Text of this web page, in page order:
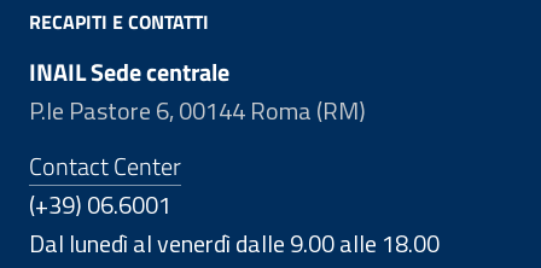
RECAPITI E CONTATTI
INAIL Sede centrale
P.le Pastore 6, 00144 Roma (RM)
Contact Center
(+39) 06.6001
Dal lunedì al venerdì dalle 9.00 alle 18.00